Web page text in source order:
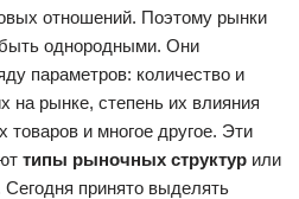
отношений. Поэтому рынки
однородными. Они
параметров: количество и
рынке, степень их влияния
товаров и многое другое. Эти
типы рыночных структур или
принято выделять